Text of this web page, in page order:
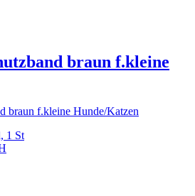
braun f.kleine
1 St